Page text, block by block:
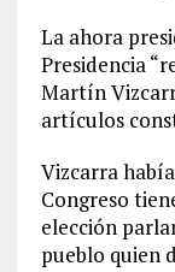
La ahora
Presidencia
Martín
artículos
Vizcarra
Congreso
elección
pueblo quien